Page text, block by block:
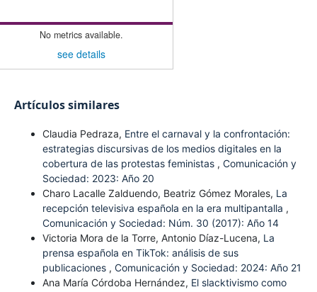
No metrics available.
see details
Artículos similares
Claudia Pedraza, Entre el carnaval y la confrontación:
estrategias discursivas de los medios digitales en la
cobertura de las protestas feministas , Comunicación y
Sociedad: 2023: Año 20
Charo Lacalle Zalduendo, Beatriz Gómez Morales, La
recepción televisiva española en la era multipantalla ,
Comunicación y Sociedad: Núm. 30 (2017): Año 14
Victoria Mora de la Torre, Antonio Díaz-Lucena, La
prensa española en TikTok: análisis de sus
publicaciones , Comunicación y Sociedad: 2024: Año 21
Ana María Córdoba Hernández, El slacktivismo como